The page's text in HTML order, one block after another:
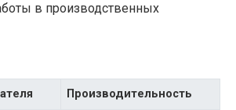
в производственных
Производительность